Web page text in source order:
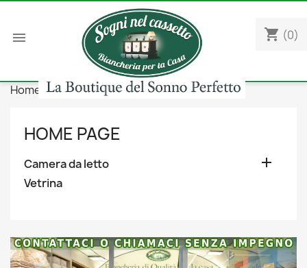
 shopping_cart (0)
Home Camera da letto Coperte
HOME PAGE
Camera da letto 
Vetrina